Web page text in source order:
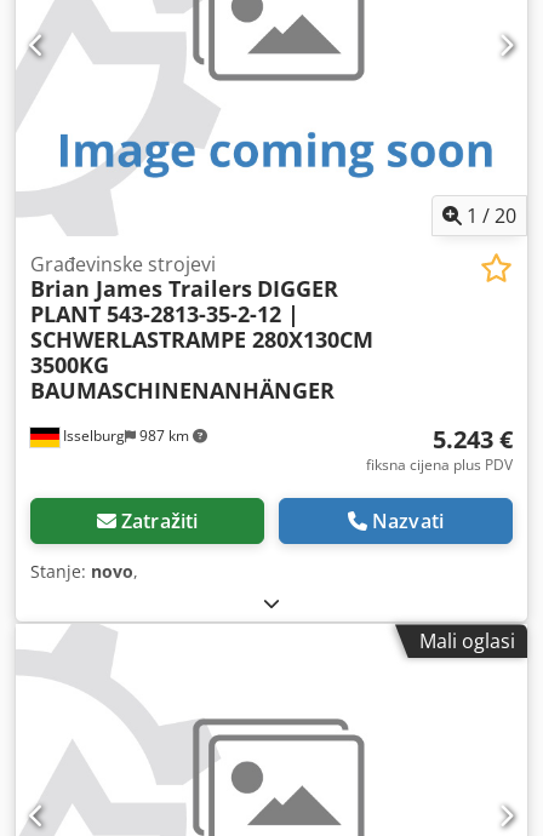
1 /20
Isselburg 987 km
Građevinske strojevi
Brian James Trailers DIGGER
PLANT 543-2813-35-2-12 |
SCHWERLASTRAMPE 280X130CM
3500KG
BAUMASCHINENANHÄNGER
5.243 €
fiksna cijena plus PDV
Zatražiti Nazvati
Stanje: novo,
Mali oglasi